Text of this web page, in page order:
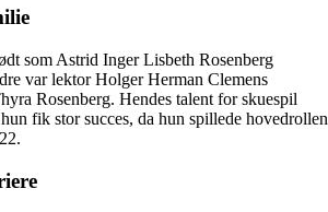
som Astrid Inger Lisbeth Rosenberg
var lektor Holger Herman Clemens
Rosenberg. Hendes talent for skuespil
fik stor succes, da hun spillede hovedrollen